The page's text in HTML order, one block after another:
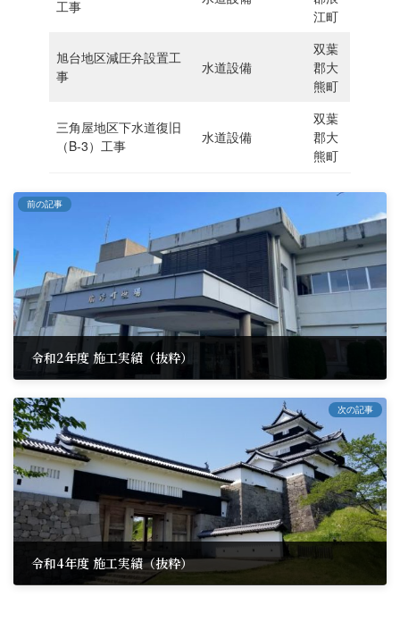
工事
江町
旭台地区減圧弁設置工
事
水道設備
双葉
郡大
熊町
三角屋地区下水道復旧
（B-3）工事
水道設備
双葉
郡大
熊町
前の記事
令和2年度 施工実績（抜粋）
次の記事
令和4年度 施工実績（抜粋）